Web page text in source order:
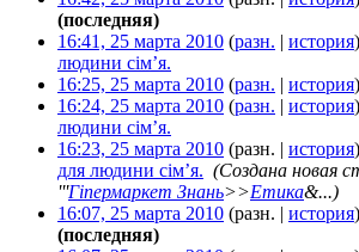
(последняя)
16:41, 25 марта 2010 (разн. | история)
людини сім’я.
16:25, 25 марта 2010 (разн. | история)
16:24, 25 марта 2010 (разн. | история)
людини сім’я.
16:23, 25 марта 2010 (разн. | история)
для людини сім’я. (Создана новая
'''Гіпермаркет Знань>>Етика&...)
16:07, 25 марта 2010 (разн. | история)
(последняя)